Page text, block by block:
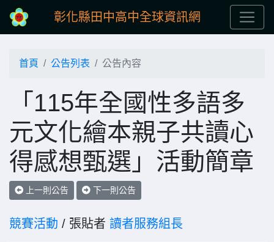
彰化縣田中高中全球資訊網
首頁 公告列表 公告內容
「115年全國性多語多
元文化繪本親子共讀心
得感想甄選」活動簡章
上一則公告 下一則公告
競賽活動 / 張貼者 讀者服務組長